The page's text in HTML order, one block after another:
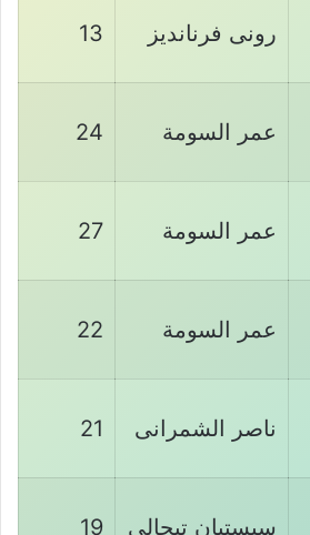
رونى فرنانديز 13
عمر السومة 24
عمر السومة 27
عمر السومة 22
ناصر الشمرانى 21
سبستيان تيجالى 19